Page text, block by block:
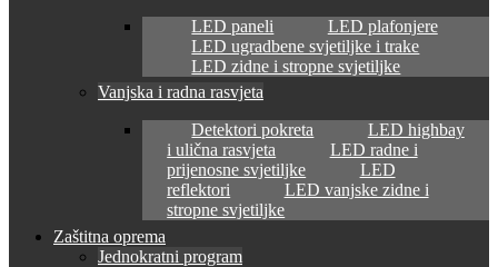
LED paneli
LED plafonjere
LED ugradbene svjetiljke i trake
LED zidne i stropne svjetiljke
Vanjska i radna rasvjeta
Detektori pokreta
LED highbay
i ulična rasvjeta
LED radne i
prijenosne svjetiljke
LED
reflektori
LED vanjske zidne i
stropne svjetiljke
Zaštitna oprema
Jednokratni program